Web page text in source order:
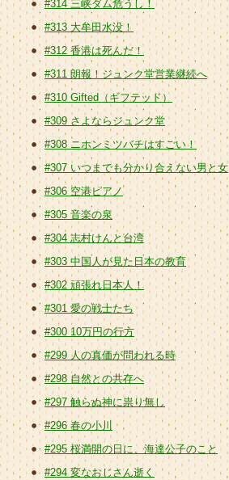
#314 三峡ダム危うし！
#313 大牟田水没！
#312 香港は死んだ！
#311 朗報！ジュンク堂営業継続へ
#310 Gifted（ギフテッド）
#309 さよならジュンク堂
#308 ニホンミツバチはすごい！
#307 いつまでも分かり合えない男と女
#306 空港ピアノ
#305 音楽の泉
#304 志村けんと台湾
#303 中国人が見た日本の教育
#302 頑張れ日本人！
#301 愛の戦士たち
#300 10万円の行方
#299 人の真価が問われる時
#298 自然との共存へ
#297 触らぬ神に祟り無し
#296 春の小川
#295 桜満開の日に、海達公子のこと
#294 変なおじさん逝く